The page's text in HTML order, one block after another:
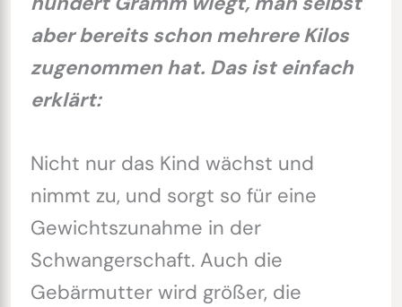
aber bereits schon mehrere Kilos
zugenommen hat. Das ist einfach
erklärt:
Nicht nur das Kind wächst und
nimmt zu, und sorgt so für eine
Gewichtszunahme in der
Schwangerschaft. Auch die
Gebärmutter wird größer, die